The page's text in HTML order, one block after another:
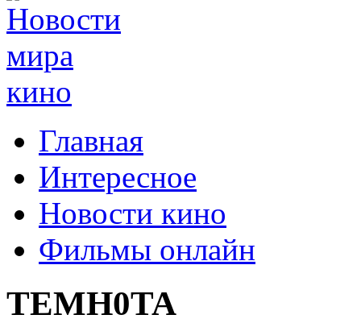
Главная
Интересное
Новости кино
Фильмы онлайн
TEMH0TA